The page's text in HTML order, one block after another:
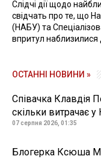
Слідчі дії щодо
свідчать про те, що
(НАБУ) та
впритул наблизилися
ОСТАННІ НОВИНИ »
Співачка Клавдія
скільки витрачає у
07 серпня 2026, 01:35
Блогерка Ксюша